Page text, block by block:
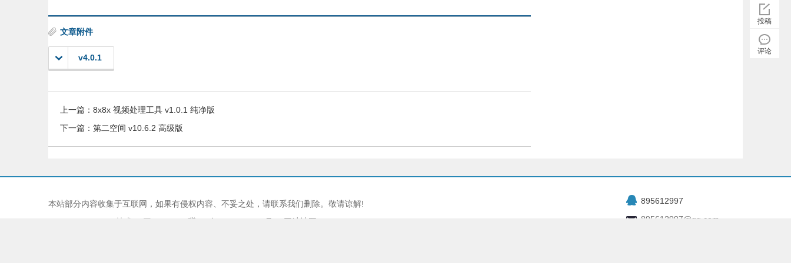
文章附件
v4.0.1
上一篇： 8x8x 视频处理工具 v1.0.1 纯净版
下一篇： 第二空间 v10.6.2 高级版
本站部分内容收集于互联网，如果有侵权内容、不妥之处，请联系我们删除。敬请谅解!
Copyright © 2024 技术YY网 JISHUYY 冀ICP备2024078474号-2
-网站地图
895612997
895612997@qq.com
投稿
评论